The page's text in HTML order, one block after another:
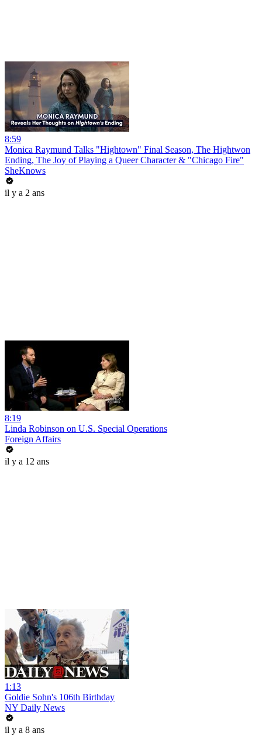
8:59
Monica Raymund Talks "Hightown" Final Season, The Hightwon
Ending, The Joy of Playing a Queer Character & "Chicago Fire"
SheKnows
il y a 2 ans
8:19
Linda Robinson on U.S. Special Operations
Foreign Affairs
il y a 12 ans
1:13
Goldie Sohn's 106th Birthday
NY Daily News
il y a 8 ans